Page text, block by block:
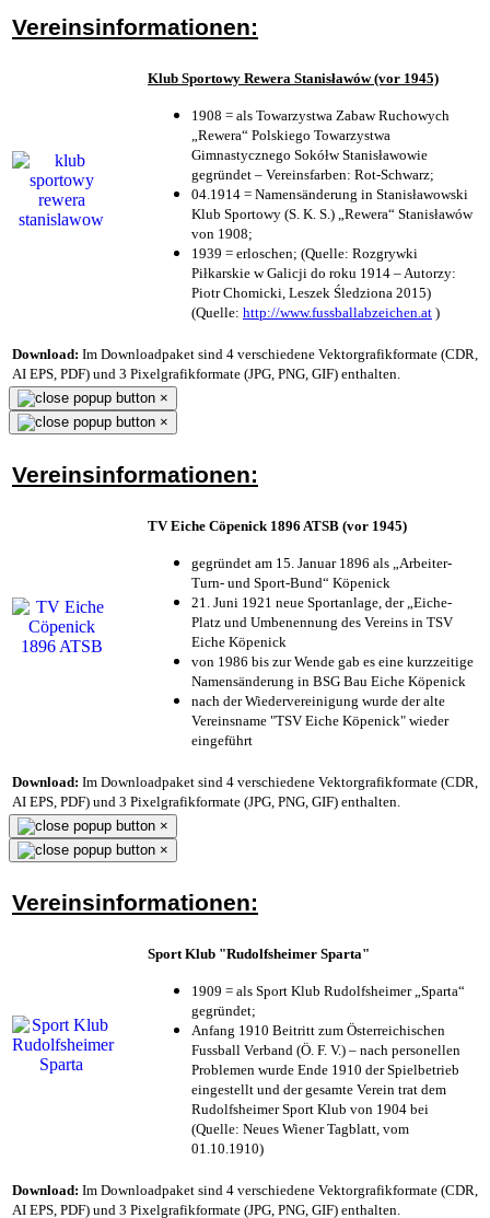
Vereinsinformationen:
Klub Sportowy Rewera Stanisławów (vor 1945)
1908 = als Towarzystwa Zabaw Ruchowych
„Rewera“ Polskiego Towarzystwa
Gimnastycznego Sokółw Stanisławowie
gegründet – Vereinsfarben: Rot-Schwarz;
04.1914 = Namensänderung in Stanisławowski
Klub Sportowy (S. K. S.) „Rewera“ Stanisławów
von 1908;
1939 = erloschen; (Quelle: Rozgrywki
Piłkarskie w Galicji do roku 1914 – Autorzy:
Piotr Chomicki, Leszek Śledziona 2015)
(Quelle: http://www.fussballabzeichen.at )
Download: Im Downloadpaket sind 4 verschiedene Vektorgrafikformate (CDR,
AI EPS, PDF) und 3 Pixelgrafikformate (JPG, PNG, GIF) enthalten.
×
×
Vereinsinformationen:
TV Eiche Cöpenick 1896 ATSB (vor 1945)
gegründet am 15. Januar 1896 als „Arbeiter-
Turn- und Sport-Bund“ Köpenick
21. Juni 1921 neue Sportanlage, der „Eiche-
Platz und Umbenennung des Vereins in TSV
Eiche Köpenick
von 1986 bis zur Wende gab es eine kurzzeitige
Namensänderung in BSG Bau Eiche Köpenick
nach der Wiedervereinigung wurde der alte
Vereinsname "TSV Eiche Köpenick" wieder
eingeführt
Download: Im Downloadpaket sind 4 verschiedene Vektorgrafikformate (CDR,
AI EPS, PDF) und 3 Pixelgrafikformate (JPG, PNG, GIF) enthalten.
×
×
Vereinsinformationen:
Sport Klub "Rudolfsheimer Sparta"
1909 = als Sport Klub Rudolfsheimer „Sparta“
gegründet;
Anfang 1910 Beitritt zum Österreichischen
Fussball Verband (Ö. F. V.) – nach personellen
Problemen wurde Ende 1910 der Spielbetrieb
eingestellt und der gesamte Verein trat dem
Rudolfsheimer Sport Klub von 1904 bei
(Quelle: Neues Wiener Tagblatt, vom
01.10.1910)
Download: Im Downloadpaket sind 4 verschiedene Vektorgrafikformate (CDR,
AI EPS, PDF) und 3 Pixelgrafikformate (JPG, PNG, GIF) enthalten.